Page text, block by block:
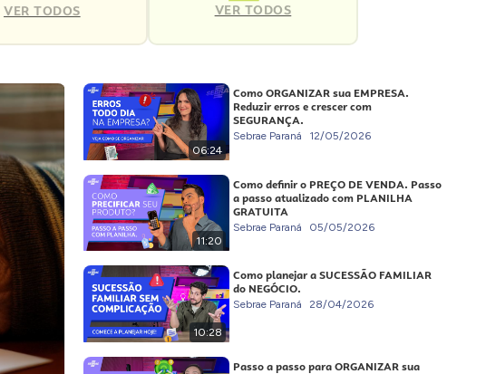
VER TODOS VER TODOS
06:24
Como ORGANIZAR sua EMPRESA.
Reduzir erros e crescer com
SEGURANÇA.
Sebrae Paraná 12/05/2026
11:20
Como definir o PREÇO DE VENDA. Passo
a passo atualizado com PLANILHA
GRATUITA
Sebrae Paraná 05/05/2026
10:28
Como planejar a SUCESSÃO FAMILIAR
do NEGÓCIO.
Sebrae Paraná 28/04/2026
Passo a passo para ORGANIZAR sua